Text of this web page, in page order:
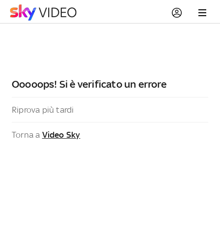
Ooooops! Si è verificato un errore
Riprova più tardi
Torna a Video Sky